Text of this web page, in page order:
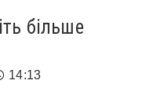
більше
14:13